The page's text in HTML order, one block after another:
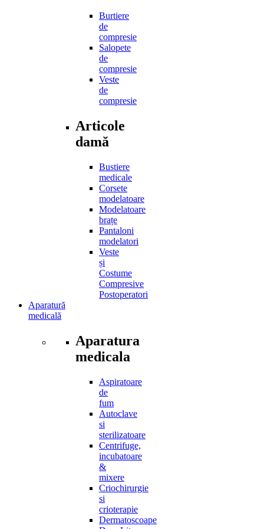
Burtiere
de
compresie
Salopete
de
compresie
Veste
de
compresie
Articole
damă
Bustiere
medicale
Corsete
modelatoare
Modelatoare
brațe
Pantaloni
modelatori
Veste
și
Costume
Compresive
Postoperatori
Aparatură
medicală
Aparatura
medicala
Aspiratoare
de
fum
Autoclave
si
sterilizatoare
Centrifuge,
incubatoare
&
mixere
Criochirurgie
si
crioterapie
Dermatoscoape